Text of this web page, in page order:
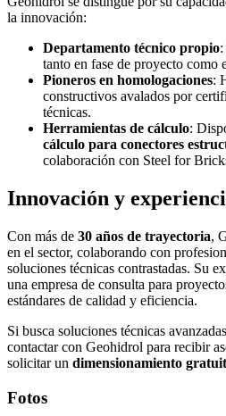
la innovación:
Departamento técnico propio
tanto en fase de proyecto como
Pioneros en homologaciones:
constructivos avalados por
técnicas.
Herramientas de cálculo:
cálculo para conectores
colaboración con Steel for
Innovación y
Con más de 30 años de trayectoria,
en el sector, colaborando con
soluciones técnicas contrastadas. Su
una empresa de consulta para
estándares de calidad y eficiencia.
Si busca soluciones técnicas
contactar con Geohidrol para recibir
solicitar un dimensionamiento
Fotos